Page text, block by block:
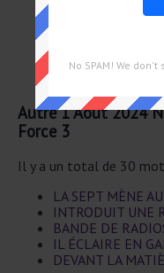
Frag– ment de
Autre 1 Août 2024
Force 3
Il y a un total de 30
LA SEPT MÈNE
INTRODUIT UNE
BANDE DE
IL ÉCLAIRE EN
DEVANT LA
No SPAM! We